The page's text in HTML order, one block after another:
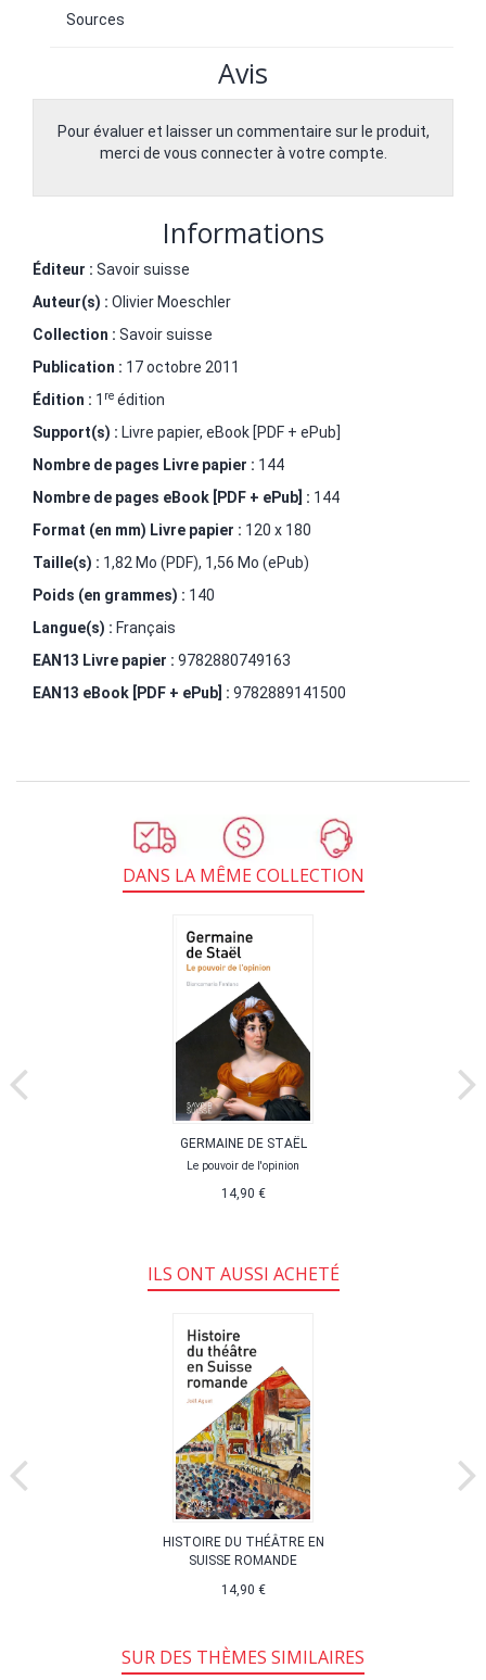
Sources
Avis
Pour évaluer et laisser un commentaire sur le produit,
merci de vous connecter à votre compte.
Informations
Éditeur : Savoir suisse
Auteur(s) : Olivier Moeschler
Collection : Savoir suisse
Publication : 17 octobre 2011
Édition : 1 re édition
Support(s) : Livre papier, eBook [PDF + ePub]
Nombre de pages Livre papier : 144
Nombre de pages eBook [PDF + ePub] : 144
Format (en mm) Livre papier : 120 x 180
Taille(s) : 1,82 Mo (PDF), 1,56 Mo (ePub)
Poids (en grammes) : 140
Langue(s) : Français
EAN13 Livre papier : 9782880749163
EAN13 eBook [PDF + ePub] : 9782889141500
DANS LA MÊME COLLECTION
GERMAINE DE STAËL
Le pouvoir de l'opinion
14,90 €
ILS ONT AUSSI ACHETÉ
HISTOIRE DU THÉÂTRE EN
SUISSE ROMANDE
14,90 €
SUR DES THÈMES SIMILAIRES